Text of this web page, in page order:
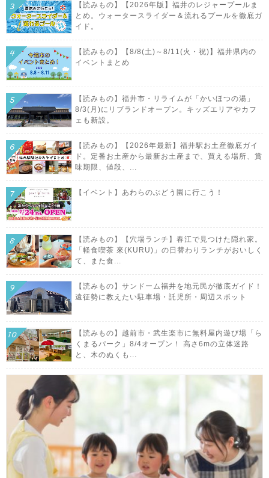
【読みもの】【2026年版】福井のレジャープールま
とめ。ウォータースライダー＆流れるプールを徹底ガ
イド。
【読みもの】【8/8(土)～8/11(火・祝)】福井県内の
イベントまとめ
【読みもの】福井市・リライムが「かいほつの湯」
8/3(月)にリブランドオープン。キッズエリアやカフ
ェも新設。
【読みもの】【2026年最新】福井駅お土産徹底ガイ
ド。定番お土産から最新お土産まで、買える場所、賞
味期限、値段、...
【イベント】あわらのぶどう園に行こう！
【読みもの】【穴場ランチ】春江で見つけた隠れ家。
「軽食喫茶 來(KURU)」の日替わりランチがおいしく
て、また食...
【読みもの】サンドーム福井を地元民が徹底ガイド！
遠征勢に教えたい駐車場・託児所・周辺スポット
【読みもの】越前市・武生楽市に無料屋内遊び場「ら
くまるパーク」8/4オープン！ 高さ6mの立体迷路
と、木のぬくも...